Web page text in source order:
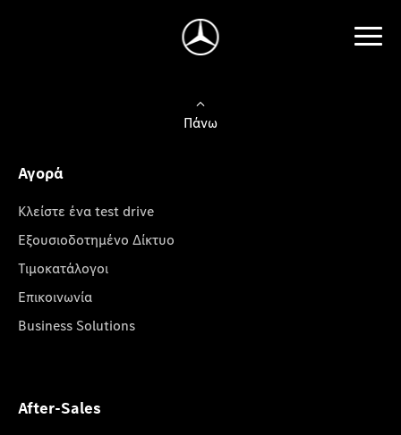
Πάνω
Αγορά
Κλείστε ένα test drive
Εξουσιοδοτημένο Δίκτυο
Τιμοκατάλογοι
Επικοινωνία
Business Solutions
After-Sales